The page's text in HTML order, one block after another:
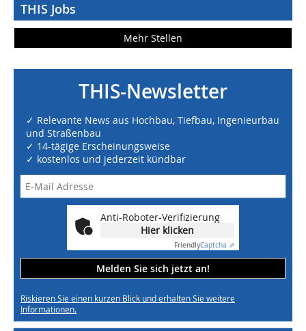
THIS Jobs
Mehr Stellen
THIS-Newsletter
✓ Relevante News aus Hochbau, Tiefbau, Ingenieurbau
und Straßenbau
✓ 14-tägige Erscheinungsweise
✓ kostenlos und jederzeit kündbar
Anti-Roboter-Verifizierung
Hier klicken
FriendlyCaptcha ⇗
Melden Sie sich jetzt an!
Riskieren Sie einen kurzen Blick und erhalten Sie weitere
Informationen.